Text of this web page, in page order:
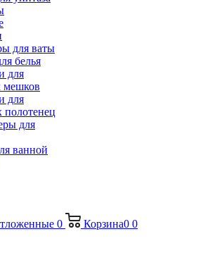
для ваты
белья
для
мешков
для
для
ванной
0 Корзина0 0